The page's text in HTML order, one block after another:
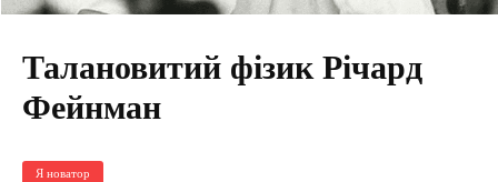
Талановитий фізик Річард
Фейнман
Я новатор